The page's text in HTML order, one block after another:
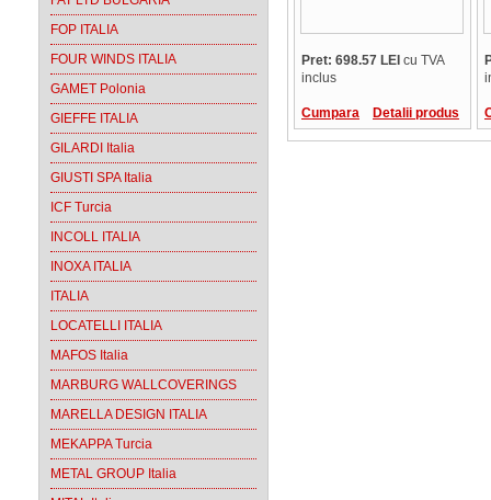
FOP ITALIA
FOUR WINDS ITALIA
GAMET Polonia
GIEFFE ITALIA
GILARDI Italia
GIUSTI SPA Italia
ICF Turcia
INCOLL ITALIA
INOXA ITALIA
ITALIA
LOCATELLI ITALIA
MAFOS Italia
MARBURG WALLCOVERINGS
MARELLA DESIGN ITALIA
MEKAPPA Turcia
METAL GROUP Italia
Pret: 698.57 LEI cu TVA
inclus
Cumpara Detalii produs